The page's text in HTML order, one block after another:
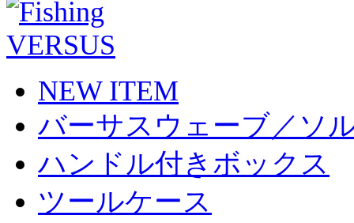
NEW ITEM
バーサスウェーブ／ソ
ハンドル付きボックス
ツールケース